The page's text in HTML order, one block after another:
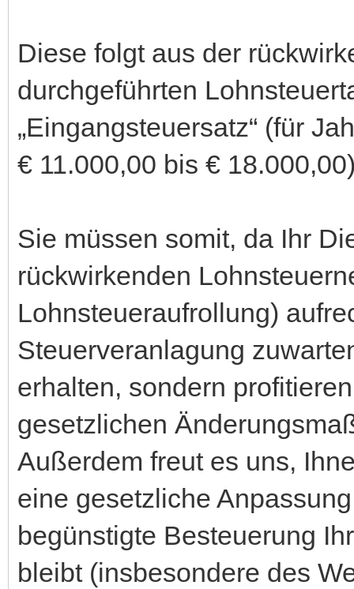
Diese folgt aus der
durchgeführten
„Eingangsteuersatz“ (für
€ 11.000,00 bis €
Sie müssen somit, da Ihr
rückwirkenden
Lohnsteueraufrollung)
Steuerveranlagung
erhalten, sondern
gesetzlichen
Außerdem freut es uns,
eine gesetzliche
begünstigte Besteuerung
bleibt (insbesondere des